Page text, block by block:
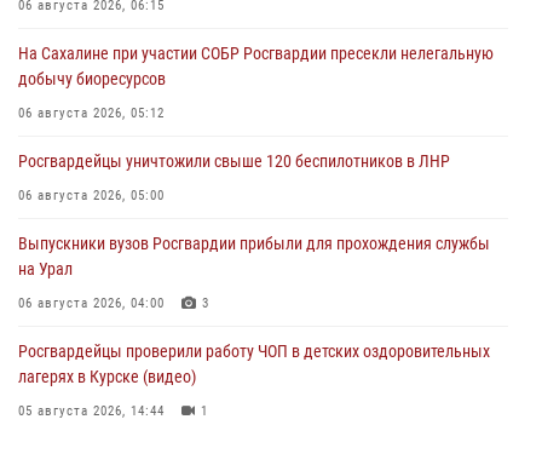
06 августа 2026, 06:15
На Сахалине при участии СОБР Росгвардии пресекли нелегальную
добычу биоресурсов
06 августа 2026, 05:12
Росгвардейцы уничтожили свыше 120 беспилотников в ЛНР
06 августа 2026, 05:00
Выпускники вузов Росгвардии прибыли для прохождения службы
на Урал
06 августа 2026, 04:00 3
Росгвардейцы проверили работу ЧОП в детских оздоровительных
лагерях в Курске (видео)
05 августа 2026, 14:44 1